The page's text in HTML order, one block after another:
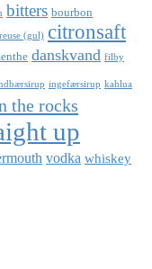
bitters bourbon
(gul) citronsaft
danskvand filby
ingefærsirup kahlua
the rocks
up
vodka whiskey